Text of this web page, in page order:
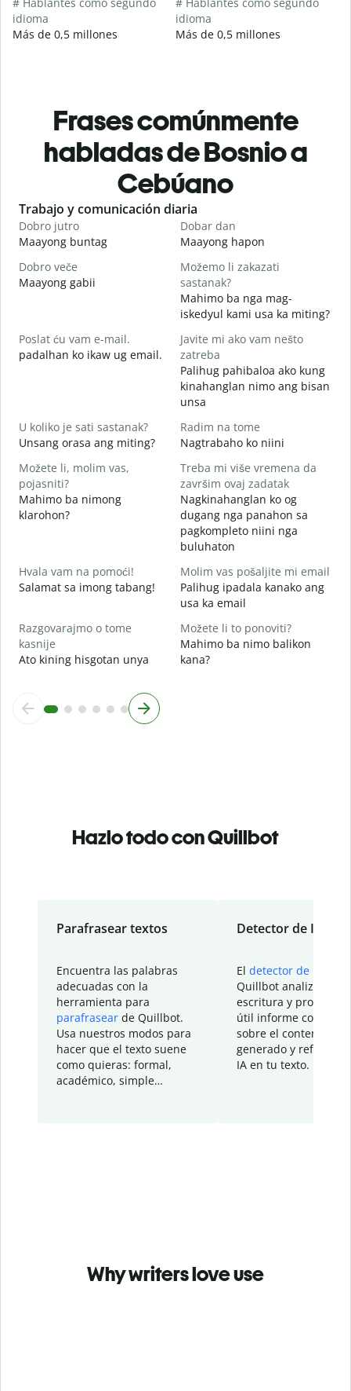
idioma
Más de 0,5 millones
idioma
Más de 0,5 millones
Frases comúnmente
habladas de Bosnio a
Cebúano
Slide 1 of 6
Trabajo y comunicación diaria
Dobro jutro
Maayong buntag
Dobar dan
Maayong hapon
Dobro veče
Maayong gabii
Možemo li zakazati
sastanak?
Mahimo ba nga mag-
iskedyul kami usa ka miting?
Poslat ću vam e-mail.
padalhan ko ikaw ug email.
Javite mi ako vam nešto
zatreba
Palihug pahibaloa ako kung
kinahanglan nimo ang bisan
unsa
U koliko je sati sastanak?
Unsang orasa ang miting?
Radim na tome
Nagtrabaho ko niini
Možete li, molim vas,
pojasniti?
Mahimo ba nimong
klarohon?
Treba mi više vremena da
završim ovaj zadatak
Nagkinahanglan ko og
dugang nga panahon sa
pagkompleto niini nga
buluhaton
Hvala vam na pomoći!
Salamat sa imong tabang!
Molim vas pošaljite mi email
Palihug ipadala kanako ang
usa ka email
Razgovarajmo o tome
kasnije
Ato kining hisgotan unya
Možete li to ponoviti?
Mahimo ba nimo balikon
kana?
Hazlo todo con Quillbot
Parafrasear textos
Encuentra las palabras
adecuadas con la
herramienta para
parafrasear de Quillbot.
Usa nuestros modos para
hacer que el texto suene
como quieras: formal,
académico, simple…
Detector de IA
El detector de IA
Quillbot analiza tu
escritura y
útil informe con
sobre el contenido
generado y refinado
IA en tu texto.
Why writers love use